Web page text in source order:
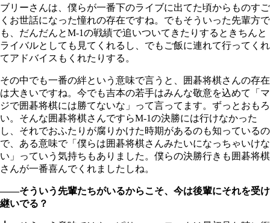
ブリーさんは、僕らが一番下のライブに出てた頃からものすご
くお世話になった憧れの存在ですね。でもそういった先輩方で
も、だんだんとM-1の戦績で追いついてきたりするときちんと
ライバルとしても見てくれるし、でもご飯に連れて行ってくれ
てアドバイスもくれたりする。
その中でも一番の絆という意味で言うと、囲碁将棋さんの存在
は大きいですね。今でも吉本の若手はみんな敬意を込めて「マ
ジで囲碁将棋には勝てないな」って言ってます。ずっとおもろ
い。そんな囲碁将棋さんですらM-1の決勝には行けなかった
し、それでおふたりが腐りかけた時期があるのも知っているの
で、ある意味で「僕らは囲碁将棋さんみたいになっちゃいけな
い」っていう気持ちもありました。僕らの決勝行きも囲碁将棋
さんが一番喜んでくれましたしね。
――そういう先輩たちがいるからこそ、今は後輩にそれを受け
継いでる？